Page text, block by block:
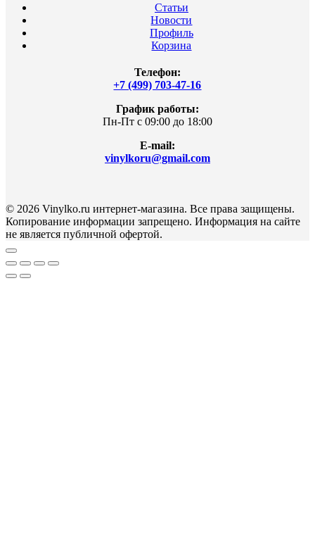
Статьи
Новости
Профиль
Корзина
Телефон:
+7 (499) 703-47-16
График работы:
Пн-Пт с 09:00 до 18:00
E-mail:
vinylkoru@gmail.com
© 2026 Vinylko.ru интернет-магазина. Все права защищены.
Копирование информации запрещено. Информация на сайте
не является публичной офертой.